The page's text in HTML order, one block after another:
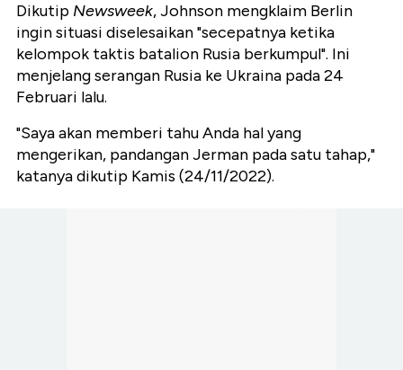
Dikutip Newsweek, Johnson mengklaim Berlin
ingin situasi diselesaikan "secepatnya ketika
kelompok taktis batalion Rusia berkumpul". Ini
menjelang serangan Rusia ke Ukraina pada 24
Februari lalu.
"Saya akan memberi tahu Anda hal yang
mengerikan, pandangan Jerman pada satu tahap,"
katanya dikutip Kamis (24/11/2022).